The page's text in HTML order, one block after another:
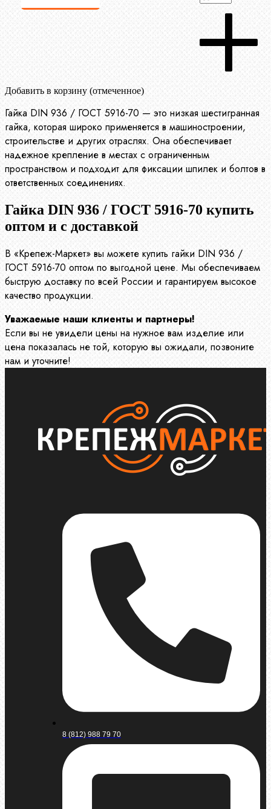
Добавить в корзину (отмеченное)
Гайка DIN 936 / ГОСТ 5916-70 — это низкая шестигранная
гайка, которая широко применяется в машиностроении,
строительстве и других отраслях. Она обеспечивает
надежное крепление в местах с ограниченным
пространством и подходит для фиксации шпилек и болтов в
ответственных соединениях.
Гайка DIN 936 / ГОСТ 5916-70 купить
оптом и с доставкой
В «Крепеж-Маркет» вы можете купить гайки DIN 936 /
ГОСТ 5916-70 оптом по выгодной цене. Мы обеспечиваем
быструю доставку по всей России и гарантируем высокое
качество продукции.
Уважаемые наши клиенты и партнеры!
Если вы не увидели цены на нужное вам изделие или
цена показалась не той, которую вы ожидали, позвоните
нам и уточните!
8 (812) 988 79 70